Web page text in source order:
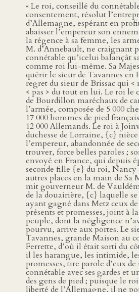
« Le roi, conseillé du
consentement, résolut
d’Allemagne, espérant en
abaisser l’empereur son
la régence à sa femme, les
M. d’Annebault, ne craignant
connétable qu’icelui balançât
comme roi lui-même. Sa
quérir le sieur de Tavannes en
regret du sieur de Brissac qui <
< pas > du tout en lui. Le roi le
de Bourdillon maréchaux de
l’armée, composée de 5 000
17 000 hommes de pied
12 000 Allemands. Le roi à
duchesse de Lorraine, {c} nièce
l’empereur, abandonnée de
trouver, force belles paroles ;
envoyé en France, qui depuis
seconde fille {e} du roi, Nancy
autres places en la main de Sa
mit gouverneur M. de
de la douairière, {c} laquelle
ayant gagné dans Metz ceux
présents et promesses, joint à
peuple, dont la négligence
pourvu, arrive aux portes. Le
Tavannes, grande Maison au
Ferrette, d’où il était sorti du
il les harangue, les intimide,
promesses, tire parole d’eux
connétable avec ses gardes et
des gens de pied ; puisque le
liberté de l’Allemagne, il ne